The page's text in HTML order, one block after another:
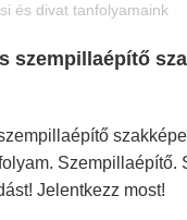
és divat tanfolyamaink
szempillaépítő
Szempillaépítő.
Jelentkezz most!